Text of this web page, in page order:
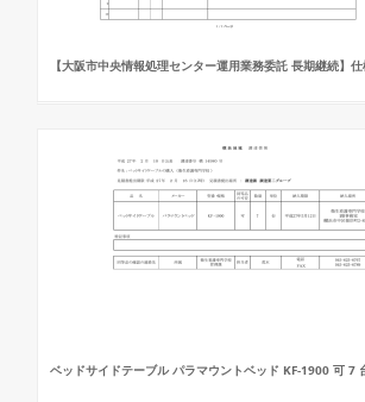
【大阪市中央情報処理センター運用業務委託 長期継続】
ベッドサイドテーブル パラマウントベッド KF-1900 可 7